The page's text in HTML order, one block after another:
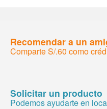
Recomendar a un
Comparte S/.60 como
Solicitar un producto
Podemos ayudarte en